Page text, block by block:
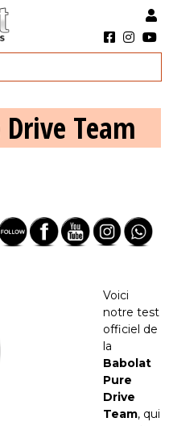
& PRODUITS
Drive Team
Voici
notre test
officiel de
la
Babolat
Pure
Drive
Team, qui